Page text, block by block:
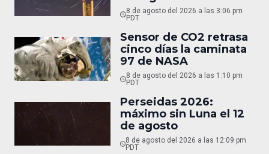
8 de agosto del 2026 a las 3:06 pm
PDT
Sensor de CO2 retrasa
cinco días la caminata
97 de NASA
8 de agosto del 2026 a las 1:10 pm
PDT
Perseidas 2026:
máximo sin Luna el 12
de agosto
8 de agosto del 2026 a las 12:09 pm
PDT